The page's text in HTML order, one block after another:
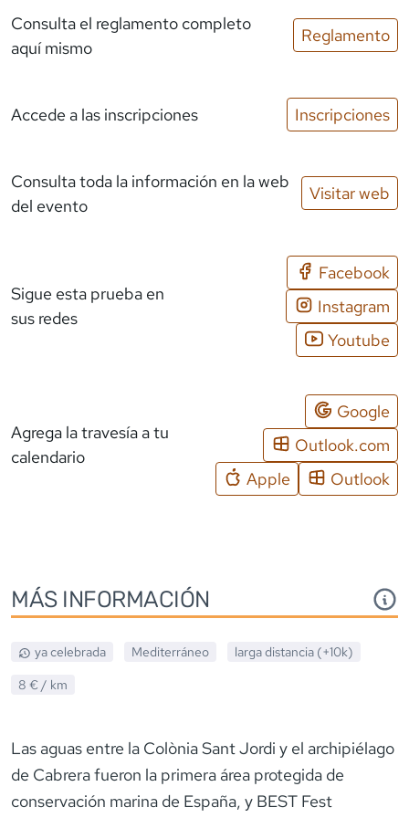
Consulta el reglamento completo
aquí mismo
Reglamento
Accede a las inscripciones Inscripciones
Consulta toda la información en la web
del evento
Visitar web
Sigue esta prueba en
sus redes
Facebook
Instagram
Youtube
Agrega la travesía a tu
calendario
Google
Outlook.com
Apple
Outlook
MÁS INFORMACIÓN
ya celebrada Mediterráneo
larga distancia (+10k)
8 € / km
Las aguas entre la Colònia Sant Jordi y el archipiélago
de Cabrera fueron la primera área protegida de
conservación marina de España, y BEST Fest